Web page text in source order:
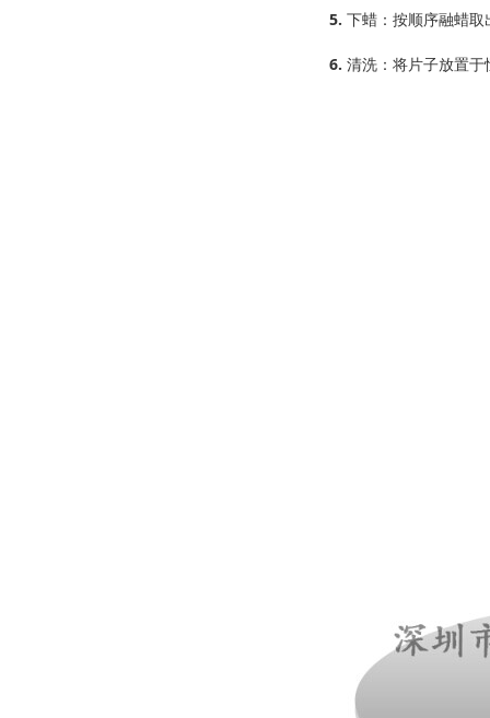
5. 下蜡：按顺序融蜡
6. 清洗：将片子放置